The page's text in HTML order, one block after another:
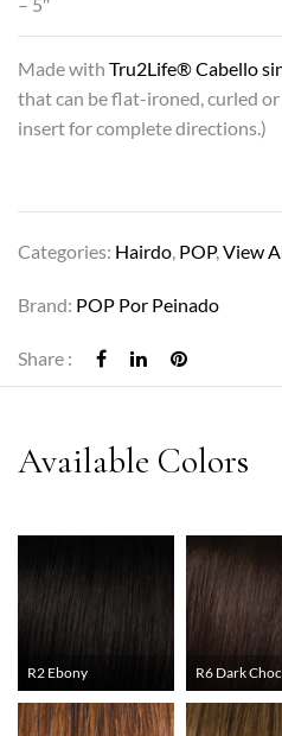
Made with Tru2Life® Cabello
that can be flat-ironed, curled
insert for complete directions.)
Categories: Hairdo POP, View
Brand: POP Por Peinado
Share :
R2 Ebony R6 Dark